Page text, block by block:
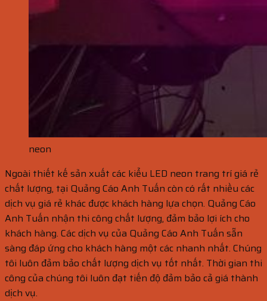
neon
Ngoài thiết kế sản xuất các kiểu LED neon trang trí giá rẻ
chất lượng, tại Quảng Cáo Anh Tuấn còn có rất nhiều các
dịch vụ giá rẻ khác được khách hàng lựa chọn. Quảng Cáo
Anh Tuấn nhận thi công chất lượng, đảm bảo lợi ích cho
khách hàng. Các dịch vụ của Quảng Cáo Anh Tuấn sẵn
sàng đáp ứng cho khách hàng một các nhanh nhất. Chúng
tôi luôn đảm bảo chất lượng dịch vụ tốt nhất. Thời gian thi
công của chúng tôi luôn đạt tiến độ đảm bảo cả giá thành
dịch vụ.